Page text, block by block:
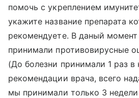
помочь с укреплением
укажите название препарата
рекомендуете. В даный
принимали противовирусные
(До болезни принимали 1 раз в
рекомендации врача, всего
мы принимали только 3 недели